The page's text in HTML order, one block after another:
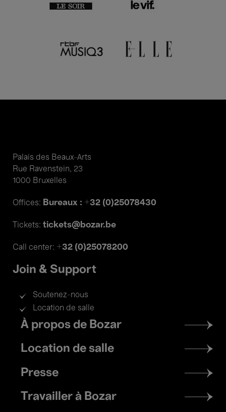
Palais des Beaux-Arts
Rue Ravenstein, 23
1000 Bruxelles
Offices: Bureaux : +32 (0)25078430
Tickets: tickets@bozar.be
Call center: +32 (0)25078200
Join & Support
Soutenez-nous
Location de salle
Footer
menu
À propos de Bozar
Location de salle
Presse
Travailler à Bozar